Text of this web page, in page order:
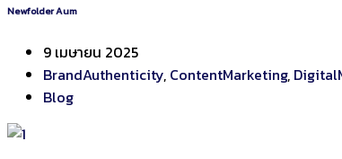
Newfolder Aum
9 เมษายน 2025
BrandAuthenticity, ContentMarketing,
Blog